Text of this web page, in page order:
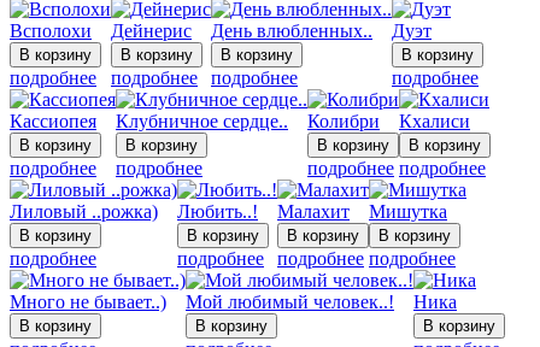
Всполохи
подробнее
Дейнерис
подробнее
День влюбленных..
подробнее
Дуэт
подробнее
Кассиопея
подробнее
Клубничное сердце..
подробнее
Колибри
подробнее
Кхалиси
подробнее
Лиловый ..рожка)
подробнее
Любить..!
подробнее
Малахит
подробнее
Мишутка
подробнее
Много не бывает..) Мой любимый человек..! Ника